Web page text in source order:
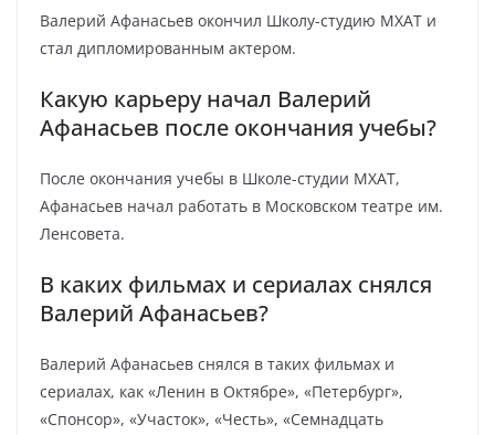
Валерий Афанасьев окончил Школу-студию МХАТ и
стал дипломированным актером.
Какую карьеру начал Валерий
Афанасьев после окончания учебы?
После окончания учебы в Школе-студии МХАТ,
Афанасьев начал работать в Московском театре им.
Ленсовета.
В каких фильмах и сериалах снялся
Валерий Афанасьев?
Валерий Афанасьев снялся в таких фильмах и
сериалах, как «Ленин в Октябре», «Петербург»,
«Спонсор», «Участок», «Честь», «Семнадцать